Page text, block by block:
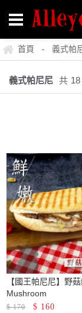
首頁 - 義式帕
義式帕尼尼 共 18
【國王帕尼尼】野
Mushroom
$170 $ 160